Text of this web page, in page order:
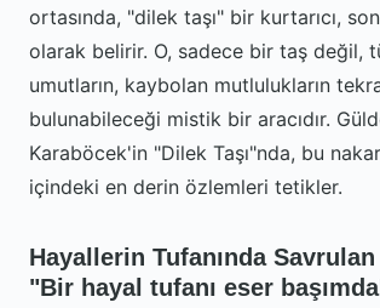
ortasında, "dilek taşı" bir kurtarıcı,
olarak belirir. O, sadece bir taş değil,
umutların, kaybolan mutlulukların
bulunabileceği mistik bir aracıdır.
Karaböcek'in "Dilek Taşı"nda, bu
içindeki en derin özlemleri tetikler.
Hayallerin Tufanında
"Bir hayal tufanı eser